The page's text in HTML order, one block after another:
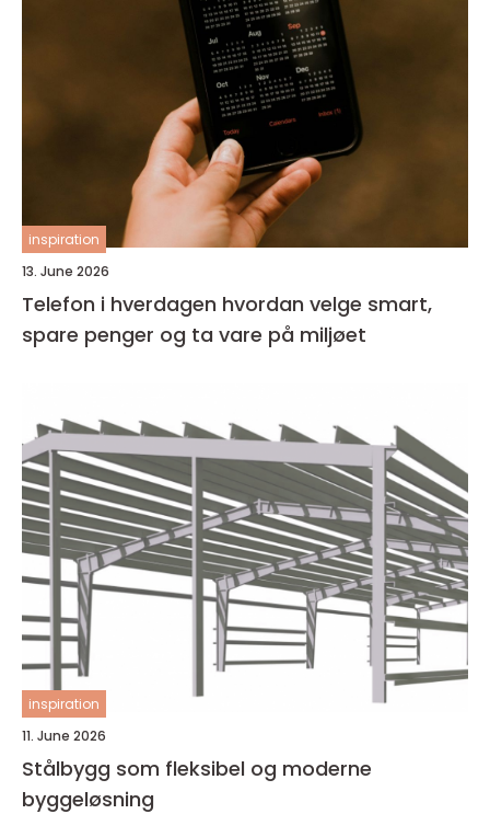
inspiration
13. June 2026
Telefon i hverdagen hvordan velge smart,
spare penger og ta vare på miljøet
inspiration
11. June 2026
Stålbygg som fleksibel og moderne
byggeløsning